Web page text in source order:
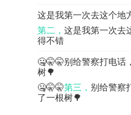
这是我第一次去这个地
第二，这是我第一次去
得不错
🤐🤫🤫别给警察打电话
树🌳
🤐🤫🤫第三， 别给警察
了一根树🌳